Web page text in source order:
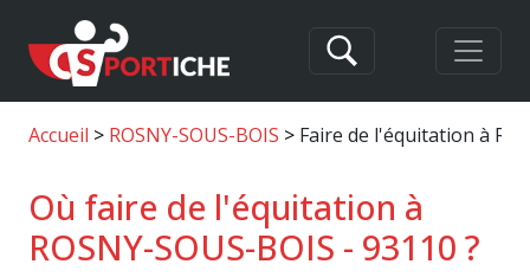
Accueil ROSNY-SOUS-BOIS Faire de l'équitation à
Où faire de l'équitation à
ROSNY-SOUS-BOIS - 93110 ?